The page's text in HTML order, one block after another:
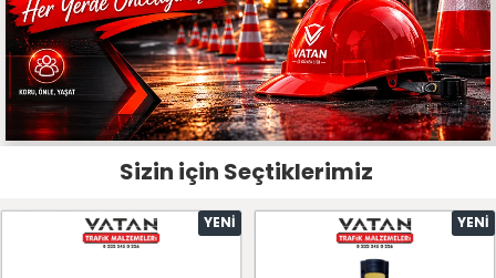
Sizin için Seçtiklerimiz
YENI YENI